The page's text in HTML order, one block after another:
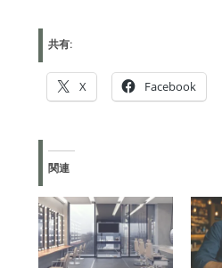
共有:
X Facebook
関連